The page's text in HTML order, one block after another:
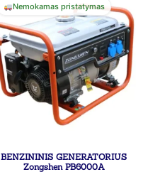
Nemokamas pristatymas
BENZININIS GENERATORIUS
Zongshen PB6000A